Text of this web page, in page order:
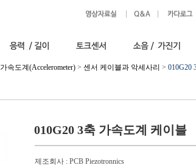
가속도계(Accelerometer) > 센서 케이블과 악세사리 > 010G20
010G20 3축 가속도계 케이블
제조회사 : PCB Piezotronnics